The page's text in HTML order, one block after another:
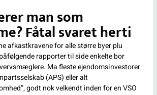
man som
Fåtal svaret herti
afkastkravene for alle større byer plu
rapporter til side enkelte bor
Ma fleste ejendomsinvestorer
(APS) eller alt
godt nok velkendt inden for en VSO